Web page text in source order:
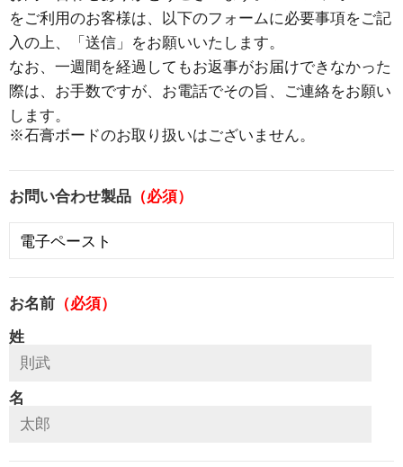
をご利用のお客様は、以下のフォームに必要事項をご記
入の上、「送信」をお願いいたします。
なお、一週間を経過してもお返事がお届けできなかった
際は、お手数ですが、お電話でその旨、ご連絡をお願い
します。
※石膏ボードのお取り扱いはございません。
お問い合わせ製品 （必須）
お名前 （必須）
姓
名